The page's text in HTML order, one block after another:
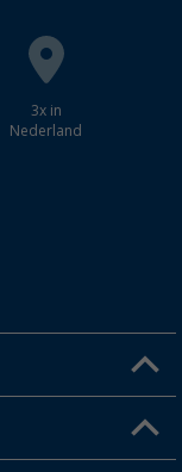
3x in
Nederland